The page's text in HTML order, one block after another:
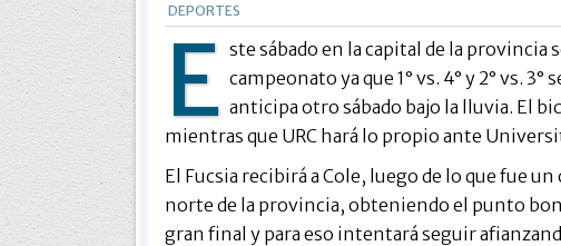
DEPORTES
E ste sábado en la capital de la provincia
campeonato ya que 1° vs. 4° y 2° vs.
anticipa otro sábado bajo la lluvia. El
mientras que URC hará lo propio ante
El Fucsia recibirá a Cole, luego de lo que fue
norte de la provincia, obteniendo el punto
gran final y para eso intentará seguir